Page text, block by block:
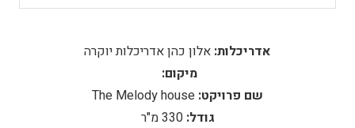
אדריכלות: אלון כהן אדריכלות יוקרה
מיקום:
שם פרויקט: The Melody house
גודל:330 מ"ר